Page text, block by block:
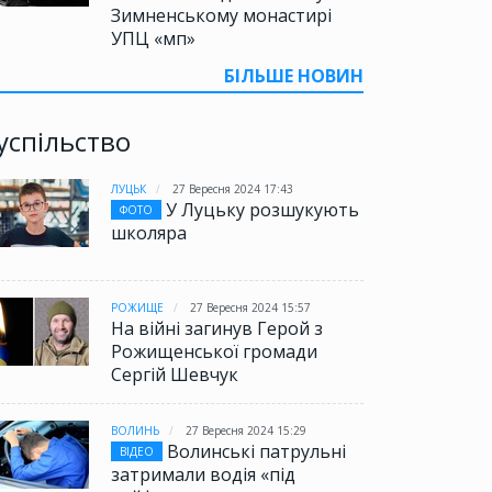
Зимненському монастирі
УПЦ «мп»
БІЛЬШЕ НОВИН
ЛУЦЬК
27 Вересня 2024 17:43
ФОТО
У Луцьку розшукують
школяра
РОЖИЩЕ 27 Вересня 2024 15:57
На війні загинув Герой з
Рожищенської громади
Сергій Шевчук
ВОЛИНЬ
27 Вересня 2024 15:29
ВІДЕО
Волинські патрульні
затримали водія «під